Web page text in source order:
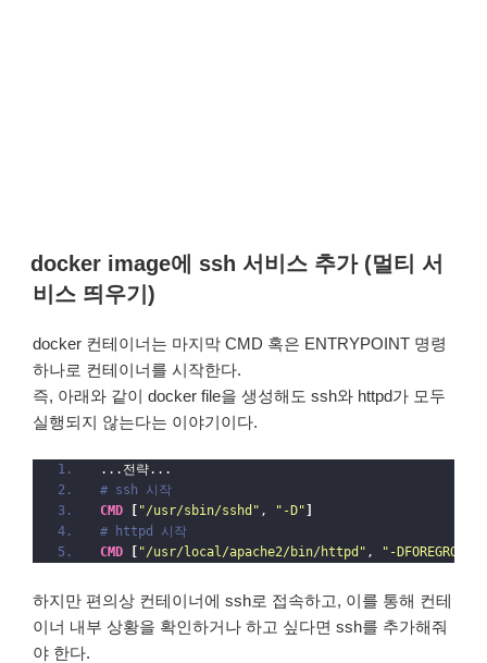
docker image에 ssh 서비스 추가 (멀티 서
비스 띄우기)
docker 컨테이너는 마지막 CMD 혹은 ENTRYPOINT 명령
하나로 컨테이너를 시작한다.
즉, 아래와 같이 docker file을 생성해도 ssh와 httpd가 모두
실행되지 않는다는 이야기이다.
...전략...
# ssh 시작
CMD
"/usr/sbin/sshd" , "-D"
# httpd 시작
CMD
"/usr/local/apache2/bin/httpd" , "-DFOREGROUND"
하지만 편의상 컨테이너에 ssh로 접속하고, 이를 통해 컨테
이너 내부 상황을 확인하거나 하고 싶다면 ssh를 추가해줘
야 한다.